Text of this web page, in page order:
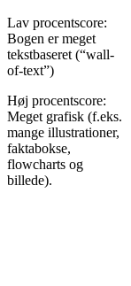
Lav procentscore:
Bogen er meget
tekstbaseret (“wall-
of-text”)
Høj procentscore:
Meget grafisk (f.eks.
mange illustrationer,
faktabokse,
flowcharts og
billede).